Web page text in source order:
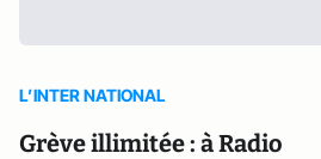
L’INTER NATIONAL
Grève illimitée : à Radio